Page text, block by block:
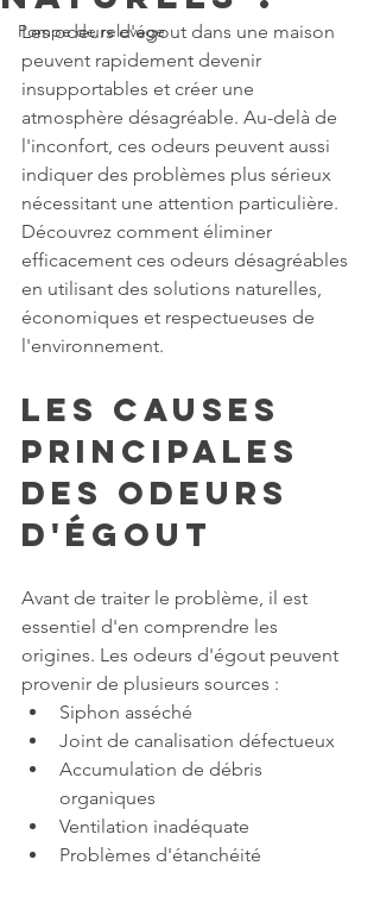
Pompe de relevage
Les odeurs d'égout dans une maison
peuvent rapidement devenir
insupportables et créer une
atmosphère désagréable. Au-delà de
l'inconfort, ces odeurs peuvent aussi
indiquer des problèmes plus sérieux
nécessitant une attention particulière.
Découvrez comment éliminer
efficacement ces odeurs désagréables
en utilisant des solutions naturelles,
économiques et respectueuses de
l'environnement.
Les causes
principales
des odeurs
d'égout
Avant de traiter le problème, il est
essentiel d'en comprendre les
origines. Les odeurs d'égout peuvent
provenir de plusieurs sources :
Siphon asséché
Joint de canalisation défectueux
Accumulation de débris
organiques
Ventilation inadéquate
Problèmes d'étanchéité